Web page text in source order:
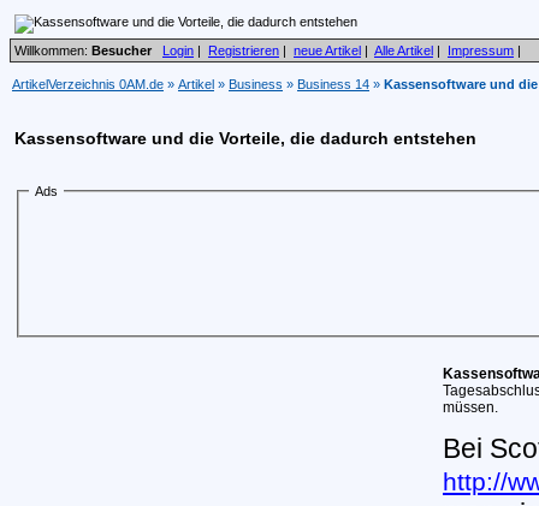
Willkommen: Besucher Login | Registrieren | neue Artikel | Alle Artikel | Impressum |
ArtikelVerzeichnis 0AM.de » Artikel » Business » Business 14 » Kassensoftware und
Kassensoftware und die Vorteile, die dadurch entstehen
Ads
müssen.
Bei
http://